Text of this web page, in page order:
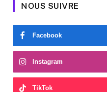
NOUS SUIVRE
Facebook
Instagram
TikTok